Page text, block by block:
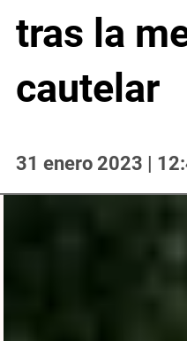
tras la
cautelar
31 enero 2023 |